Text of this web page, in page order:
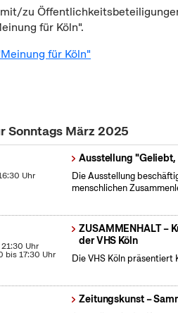
zu
für Köln".
für Köln"
Sonntags März 2025
Uhr
Ausstellung "Geliebt,
Die Ausstellung
menschlichen
Uhr
bis 17:30 Uhr
ZUSAMMENHALT –
der VHS Köln
Die VHS Köln präsentiert
Zeitungskunst –